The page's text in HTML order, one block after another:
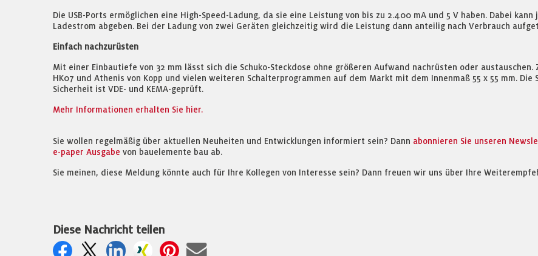
Die USB-Ports ermöglichen eine High-Speed-Ladung, da sie eine Leistung von bis zu 2.400 mA und 5 V haben. Dabei
Ladestrom abgeben. Bei der Ladung von zwei Geräten gleichzeitig wird die Leistung dann anteilig nach Verbrauch
Einfach nachzurüsten
Mit einer Einbautiefe von 32 mm lässt sich die Schuko-Steckdose ohne größeren Aufwand nachrüsten oder
HK07 und Athenis von Kopp und vielen weiteren Schalterprogrammen auf dem Markt mit dem Innenmaß 55 x 55 mm.
Sicherheit ist VDE- und KEMA-geprüft.
Mehr Informationen erhalten Sie hier.
Sie wollen regelmäßig über aktuellen Neuheiten und Entwicklungen informiert sein? Dann abonnieren Sie unseren
e-paper Ausgabe von bauelemente bau ab.
Sie meinen, diese Meldung könnte auch für Ihre Kollegen von Interesse sein? Dann freuen wir uns über Ihre
Diese Nachricht teilen